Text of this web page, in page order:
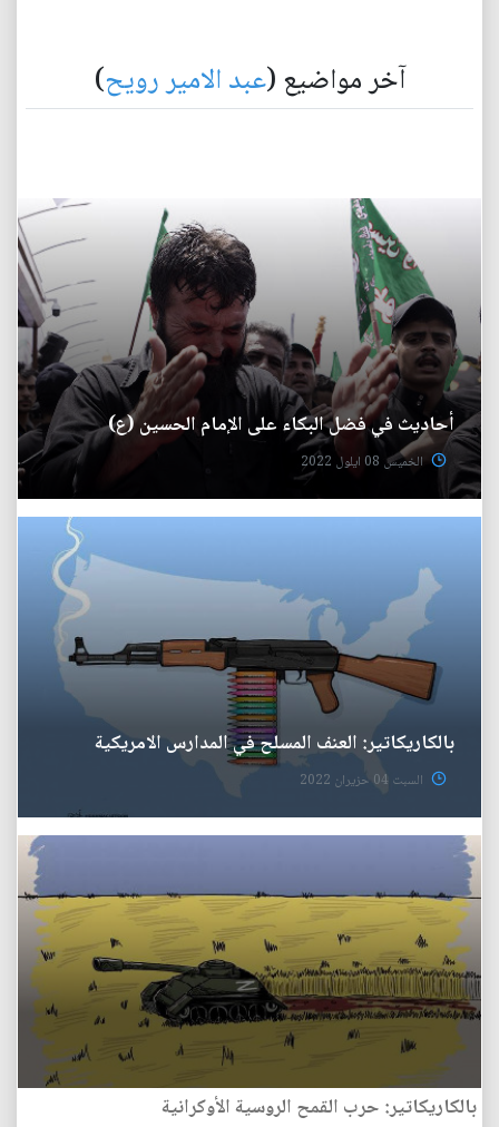
آخر مواضيع (عبد الامير رويح)
أحاديث في فضل البكاء على الإمام الحسين (ع)
الخميس 08 ايلول 2022
بالكاريكاتير: العنف المسلح في المدارس الامريكية
السبت 04 حزيران 2022
بالكاريكاتير: حرب القمح الروسية الأوكرانية